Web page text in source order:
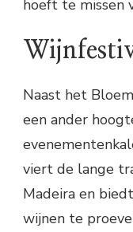
hoeft te missen
Naast het
een ander
viert de lange
Madeira en
wijnen te